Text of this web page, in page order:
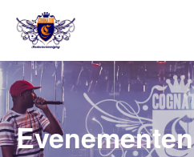
Evenementen